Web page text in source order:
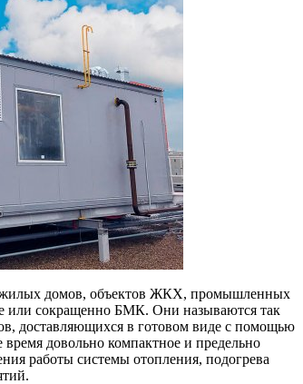
жилых домов, объектов ЖКХ, промышленных
или сокращенно БМК. Они называются так
доставляющихся в готовом виде с помощью
довольно компактное и предельно
работы системы отопления, подогрева